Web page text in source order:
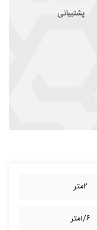
پشتیبانی
۲متر
۱/۶متر